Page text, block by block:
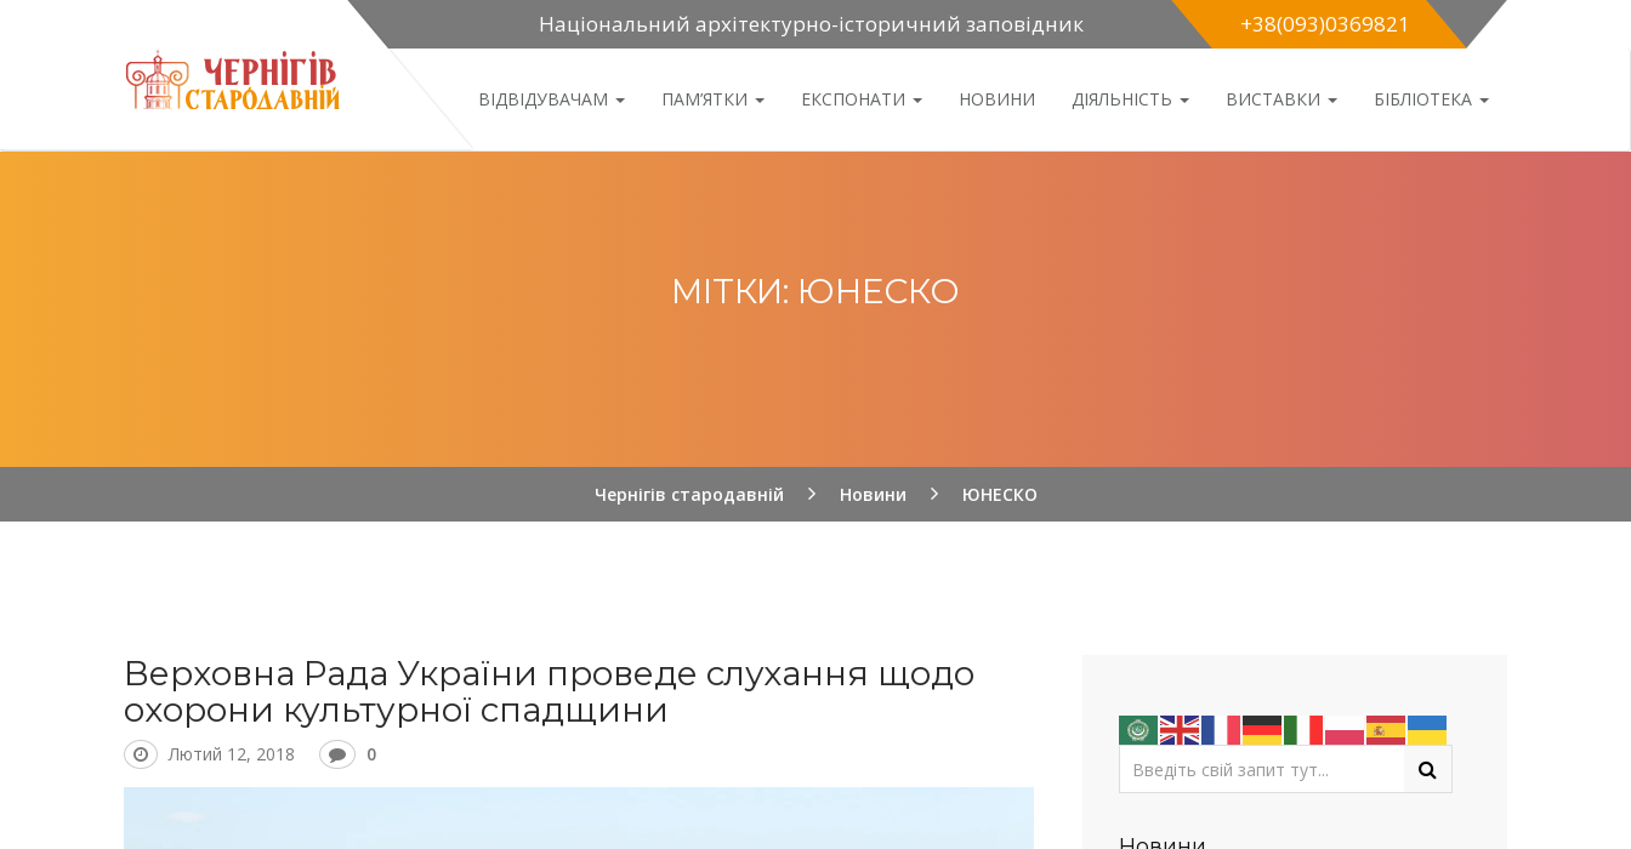
Національний архітектурно-історичний заповідник +38(093)0369821
ВІДВІДУВАЧАМ ПАМ’ЯТКИ ЕКСПОНАТИ НОВИНИ ДІЯЛЬНІСТЬ ВИСТАВКИ БІБЛІОТЕКА
МІТКИ: ЮНЕСКО
Чернігів стародавній Новини ЮНЕСКО
Верховна Рада України проведе слухання щодо
охорони культурної спадщини
Лютий 12, 2018 0